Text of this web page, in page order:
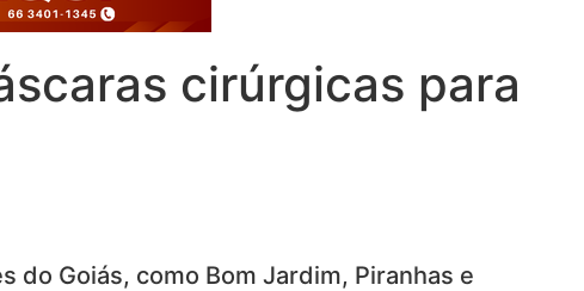
cirúrgicas para
do Goiás, como Bom Jardim, Piranhas e